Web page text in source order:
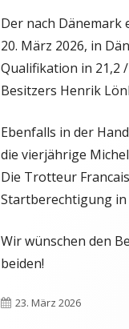
Der nach Dänemark
20. März 2026, in
Qualifikation in 21,2
Besitzers Henrik
Ebenfalls in der
die vierjährige
Die Trotteur
Startberechtigung
Wir wünschen den
beiden!
Veröffentlicht
23. März 2026